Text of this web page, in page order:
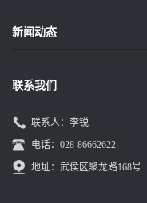
新闻动态
联系我们
联系人：李锐
电话：028-86662622
地址：武侯区聚龙路168号